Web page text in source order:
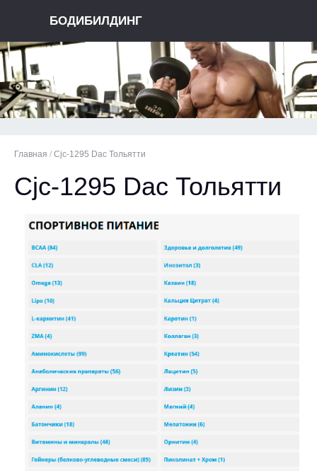
БОДИБИЛДИНГ
Главная / Cjc-1295 Dac Тольятти
Cjc-1295 Dac Тольятти